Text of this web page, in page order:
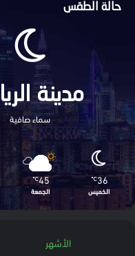
حالة الطقس
مدينة
سماء صافية
36
℃
الخميس
45
℃
الجمعة
الأشهر